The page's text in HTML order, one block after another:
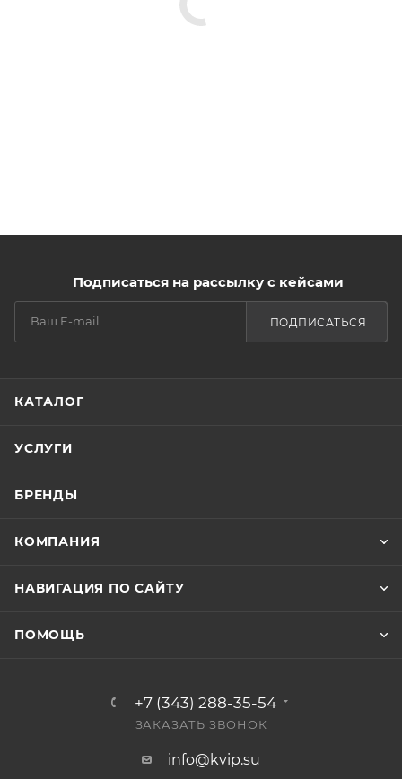
Подписаться на рассылку с кейсами
ПОДПИСАТЬСЯ
КАТАЛОГ
УСЛУГИ
БРЕНДЫ
КОМПАНИЯ
НАВИГАЦИЯ ПО САЙТУ
ПОМОЩЬ
+7 (343) 288-35-54
ЗАКАЗАТЬ ЗВОНОК
info@kvip.su